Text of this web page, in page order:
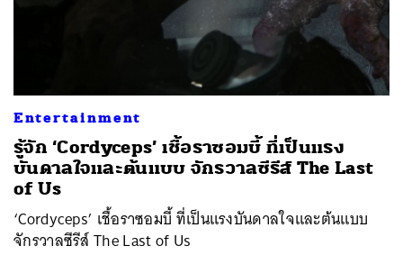
Entertainment
รู้จัก ‘Cordyceps’ เชื้อราซอมบี้ ที่เป็นแรง
บันดาลใจและต้นแบบ จักรวาลซีรีส์ The Last
of Us
‘Cordyceps’ เชื้อราซอมบี้ ที่เป็นแรงบันดาลใจและต้นแบบ
จักรวาลซีรีส์ The Last of Us